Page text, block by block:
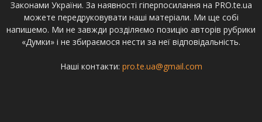
Законами України. За наявності гіперпосилання на PRO.te.ua
можете передруковувати наші матеріали. Ми ще собі
напишемо. Ми не завжди розділяємо позицію авторів рубрики
«Думки» і не збираємося нести за неї відповідальність.
Наші контакти: pro.te.ua@gmail.com